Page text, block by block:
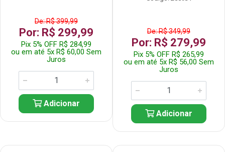
De: R$ 399,99
Por: R$ 299,99
Pix 5% OFF R$ 284,99
ou em até 5x R$ 60,00 Sem
Juros
Adicionar
De: R$ 349,99
Por: R$ 279,99
Pix 5% OFF R$ 265,99
ou em até 5x R$ 56,00 Sem
Juros
Adicionar